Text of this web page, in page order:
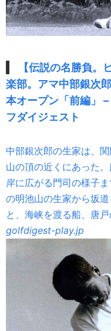
【伝説の名勝負。
楽部。アマ中部銀次
本オープン「前編」
フダイジェスト
中部銀次郎の生家は、
山の頂の近くにあった
岸に広がる門司の様子
の明池山の生家から坂
と、海峡を渡る船、唐戸
golfdigest-play.jp